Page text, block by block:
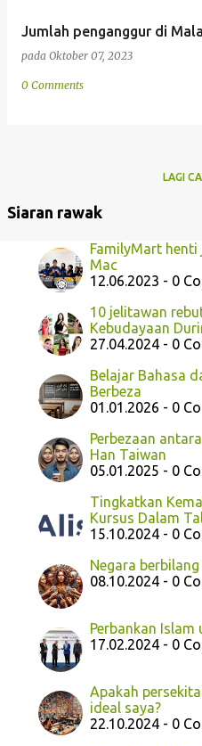
Jumlah penganggur di
pada Oktober 07, 2023
0 Comments
LAGI
Siaran rawak
FamilyMart
Mac
12.06.2023 - 0
10 jelitawan
Kebudayaan
27.04.2024 - 0
Belajar Bahasa
Berbeza
01.01.2026 - 0
Perbezaan
Han Taiwan
05.01.2025 - 0
Tingkatkan
Kursus Dalam
15.10.2024 - 0
Negara
08.10.2024 - 0
Perbankan Islam
17.02.2024 - 0
Apakah
ideal saya?
22.10.2024 - 0